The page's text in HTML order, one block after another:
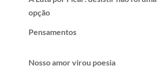
opção
Pensamentos
Nosso amor virou poesia